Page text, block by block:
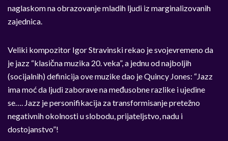
naglaskom na obrazovanje mladih ljudi iz marginalizovanih
zajednica.
Veliki kompozitor Igor Stravinski rekao je svojevremeno da
je jazz “klasična muzika 20. veka”, a jednu od najboljih
(socijalnih) definicija ove muzike dao je Quincy Jones: “Jazz
ima moć da ljudi zaborave na međusobne razlike i ujedine
se…. Jazz je personifikacija za transformisanje pretežno
negativnih okolnosti u slobodu, prijateljstvo, nadu i
dostojanstvo”!